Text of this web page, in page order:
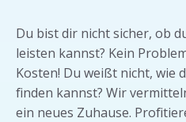
Du bist dir nicht sicher, ob
leisten kannst? Kein
Kosten! Du weißt nicht, wie
finden kannst? Wir
ein neues Zuhause.